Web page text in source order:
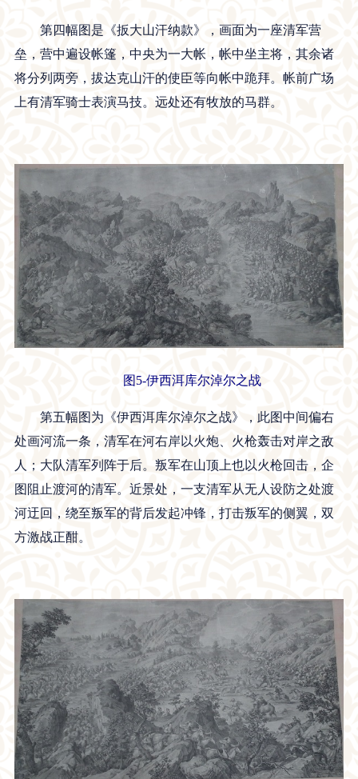
第四幅图是《扳大山汗纳款》，画面为一座清军营
垒，营中遍设帐篷，中央为一大帐，帐中坐主将，其余诸
将分列两旁，拔达克山汗的使臣等向帐中跪拜。帐前广场
上有清军骑士表演马技。远处还有牧放的马群。
图5-伊西洱库尔淖尔之战
第五幅图为《伊西洱库尔淖尔之战》，此图中间偏右
处画河流一条，清军在河右岸以火炮、火枪轰击对岸之敌
人；大队清军列阵于后。叛军在山顶上也以火枪回击，企
图阻止渡河的清军。近景处，一支清军从无人设防之处渡
河迂回，绕至叛军的背后发起冲锋，打击叛军的侧翼，双
方激战正酣。